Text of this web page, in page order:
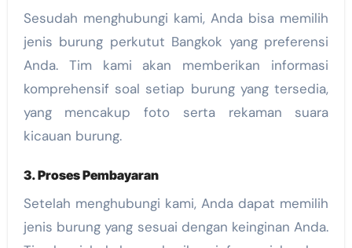
Sesudah menghubungi kami, Anda bisa memilih
jenis burung perkutut Bangkok yang preferensi
Anda. Tim kami akan memberikan informasi
komprehensif soal setiap burung yang tersedia,
yang mencakup foto serta rekaman suara
kicauan burung.
3. Proses Pembayaran
Setelah menghubungi kami, Anda dapat memilih
jenis burung yang sesuai dengan keinginan Anda.